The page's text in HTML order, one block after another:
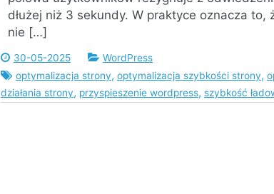
dłużej niż 3 sekundy. W praktyce oznacza
nie […]
30-05-2025
WordPress
optymalizacja strony, optymalizacja szybkości strony,
działania strony, przyspieszenie wordpress, szybkość